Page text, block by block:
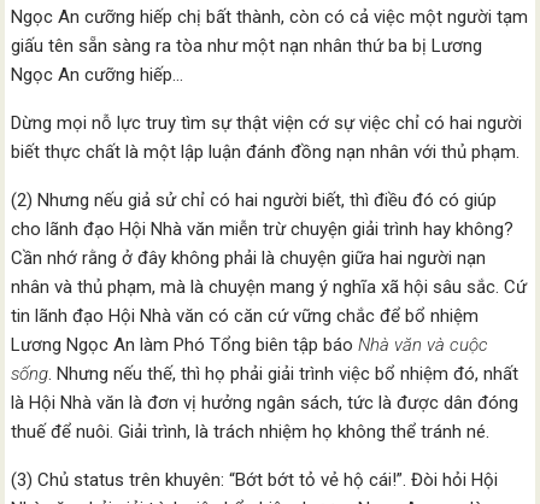
Ngọc An cưỡng hiếp chị bất thành, còn có cả việc một người tạm
giấu tên sẵn sàng ra tòa như một nạn nhân thứ ba bị Lương
Ngọc An cưỡng hiếp…
Dừng mọi nỗ lực truy tìm sự thật viện cớ sự việc chỉ có hai người
biết thực chất là một lập luận đánh đồng nạn nhân với thủ phạm.
(2) Nhưng nếu giả sử chỉ có hai người biết, thì điều đó có giúp
cho lãnh đạo Hội Nhà văn miễn trừ chuyện giải trình hay không?
Cần nhớ rằng ở đây không phải là chuyện giữa hai người nạn
nhân và thủ phạm, mà là chuyện mang ý nghĩa xã hội sâu sắc. Cứ
tin lãnh đạo Hội Nhà văn có căn cứ vững chắc để bổ nhiệm
Lương Ngọc An làm Phó Tổng biên tập báoNhà văn và cuộc
sống. Nhưng nếu thế, thì họ phải giải trình việc bổ nhiệm đó, nhất
là Hội Nhà văn là đơn vị hưởng ngân sách, tức là được dân đóng
thuế để nuôi. Giải trình, là trách nhiệm họ không thể tránh né.
(3) Chủ status trên khuyên: “Bớt bớt tỏ vẻ hộ cái!”. Đòi hỏi Hội